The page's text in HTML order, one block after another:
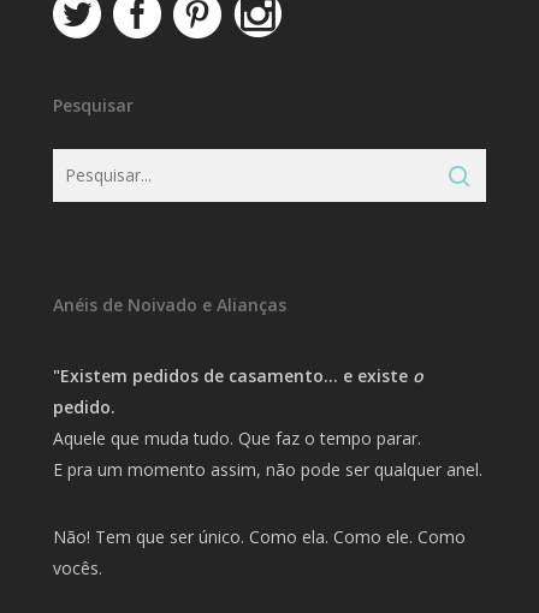
Pesquisar
Anéis de Noivado e Alianças
"Existem pedidos de casamento… e existe o
pedido.
Aquele que muda tudo. Que faz o tempo parar.
E pra um momento assim, não pode ser qualquer anel.
Não! Tem que ser único. Como ela. Como ele. Como
vocês.